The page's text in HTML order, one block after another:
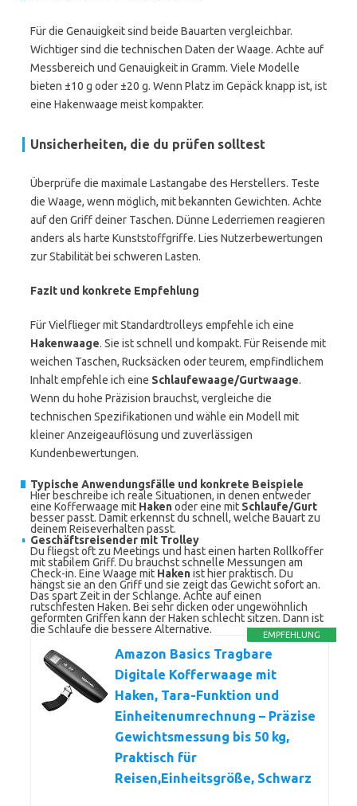
Für die Genauigkeit sind beide Bauarten vergleichbar.
Wichtiger sind die technischen Daten der Waage. Achte auf
Messbereich und Genauigkeit in Gramm. Viele Modelle
bieten ±10 g oder ±20 g. Wenn Platz im Gepäck knapp ist, ist
eine Hakenwaage meist kompakter.
Unsicherheiten, die du prüfen solltest
Überprüfe die maximale Lastangabe des Herstellers. Teste
die Waage, wenn möglich, mit bekannten Gewichten. Achte
auf den Griff deiner Taschen. Dünne Lederriemen reagieren
anders als harte Kunststoffgriffe. Lies Nutzerbewertungen
zur Stabilität bei schweren Lasten.
Fazit und konkrete Empfehlung
Für Vielflieger mit Standardtrolleys empfehle ich eine
Hakenwaage. Sie ist schnell und kompakt. Für Reisende mit
weichen Taschen, Rucksäcken oder teurem, empfindlichem
Inhalt empfehle ich eine Schlaufewaage/Gurtwaage.
Wenn du hohe Präzision brauchst, vergleiche die
technischen Spezifikationen und wähle ein Modell mit
kleiner Anzeigeauflösung und zuverlässigen
Kundenbewertungen.
Typische Anwendungsfälle und konkrete Beispiele
Hier beschreibe ich reale Situationen, in denen entweder
eine Kofferwaage mit Hakenoder eine mit Schlaufe/Gurt
besser passt. Damit erkennst du schnell, welche Bauart zu
deinem Reiseverhalten passt.
Geschäftsreisender mit Trolley
Du fliegst oft zu Meetings und hast einen harten Rollkoffer
mit stabilem Griff. Du brauchst schnelle Messungen am
Check-in. Eine Waage mit Hakenist hier praktisch. Du
hängst sie an den Griff und sie zeigt das Gewicht sofort an.
Das spart Zeit in der Schlange. Achte auf einen
rutschfesten Haken. Bei sehr dicken oder ungewöhnlich
geformten Griffen kann der Haken schlecht sitzen. Dann ist
die Schlaufe die bessere Alternative.
EMPFEHLUNG
Amazon Basics Tragbare
Digitale Kofferwaage mit
Haken, Tara-Funktion und
Einheitenumrechnung – Präzise
Gewichtsmessung bis 50 kg,
Praktisch für
Reisen,Einheitsgröße, Schwarz